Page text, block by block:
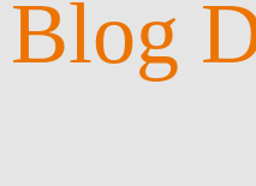
Blog